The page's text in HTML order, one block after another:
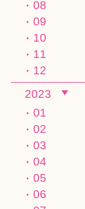
08
09
10
11
12
2023
01
02
03
04
05
06